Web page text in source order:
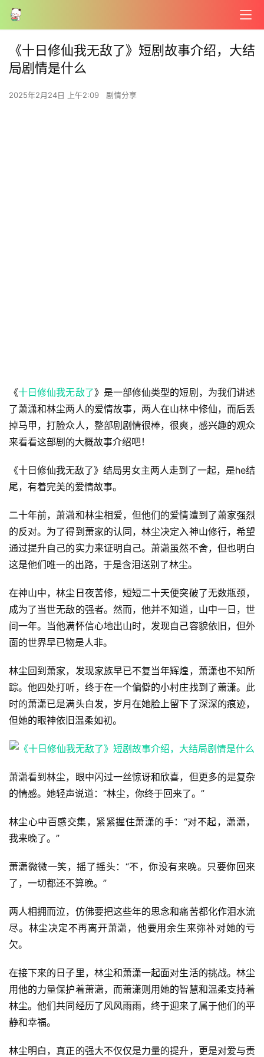
首
页
📖
《十日修仙我无敌了》短剧故事介绍，大结
局剧情是什么
2025年2月24日 上午2:09 剧情分享
《十日修仙我无敌了》是一部修仙类型的短剧，为我们讲述
了萧潇和林尘两人的爱情故事，两人在山林中修仙，而后丢
掉马甲，打脸众人，整部剧剧情很棒，很爽，感兴趣的观众
来看看这部剧的大概故事介绍吧！
《十日修仙我无敌了》结局男女主两人走到了一起，是he结
尾，有着完美的爱情故事。
二十年前，萧潇和林尘相爱，但他们的爱情遭到了萧家强烈
的反对。为了得到萧家的认同，林尘决定入神山修行，希望
通过提升自己的实力来证明自己。萧潇虽然不舍，但也明白
这是他们唯一的出路，于是含泪送别了林尘。
在神山中，林尘日夜苦修，短短二十天便突破了无数瓶颈，
成为了当世无敌的强者。然而，他并不知道，山中一日，世
间一年。当他满怀信心地出山时，发现自己容貌依旧，但外
面的世界早已物是人非。
林尘回到萧家，发现家族早已不复当年辉煌，萧潇也不知所
踪。他四处打听，终于在一个偏僻的小村庄找到了萧潇。此
时的萧潇已是满头白发，岁月在她脸上留下了深深的痕迹，
但她的眼神依旧温柔如初。
萧潇看到林尘，眼中闪过一丝惊讶和欣喜，但更多的是复杂
的情感。她轻声说道：“林尘，你终于回来了。”
林尘心中百感交集，紧紧握住萧潇的手：“对不起，潇潇，
我来晚了。”
萧潇微微一笑，摇了摇头：“不，你没有来晚。只要你回来
了，一切都还不算晚。”
两人相拥而泣，仿佛要把这些年的思念和痛苦都化作泪水流
尽。林尘决定不再离开萧潇，他要用余生来弥补对她的亏
欠。
在接下来的日子里，林尘和萧潇一起面对生活的挑战。林尘
用他的力量保护着萧潇，而萧潇则用她的智慧和温柔支持着
林尘。他们共同经历了风风雨雨，终于迎来了属于他们的平
静和幸福。
林尘明白，真正的强大不仅仅是力量的提升，更是对爱与责